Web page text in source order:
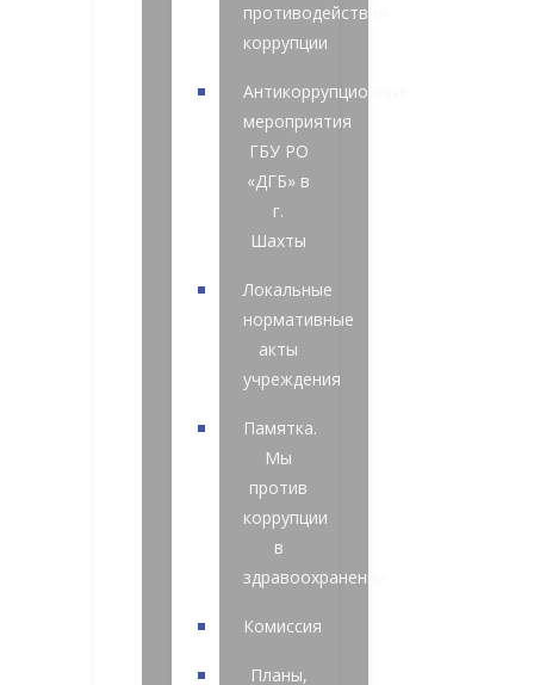
противодействия
коррупции
Антикоррупционные
мероприятия
ГБУ РО
«ДГБ» в
г.
Шахты
Локальные
нормативные
акты
учреждения
Памятка.
Мы
против
коррупции
в
здравоохранении
Комиссия
Планы,